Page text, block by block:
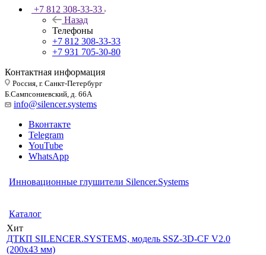
+7 812 308-33-33
Назад
Телефоны
+7 812 308-33-33
+7 931 705-30-80
Контактная информация
Россия, г. Санкт-Петербург
Б.Сампсониевский, д. 66А
info@silencer.systems
Вконтакте
Telegram
YouTube
WhatsApp
Инновационные глушители Silencer.Systems
Каталог
Хит
ДТКП SILENCER.SYSTEMS, модель SSZ-3D-CF V2.0
(200х43 мм)